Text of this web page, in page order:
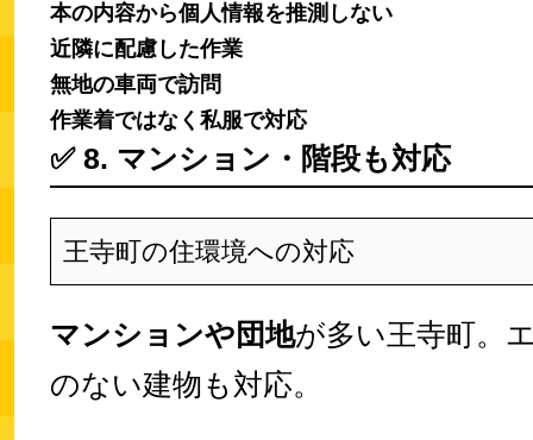
本の内容から個人情報を推測しない
近隣に配慮した作業
無地の車両で訪問
作業着ではなく私服で対応
✅ 8. マンション・階段も対応
王寺町の住環境への対応
マンションや団地が多い王寺町。
のない建物も対応。